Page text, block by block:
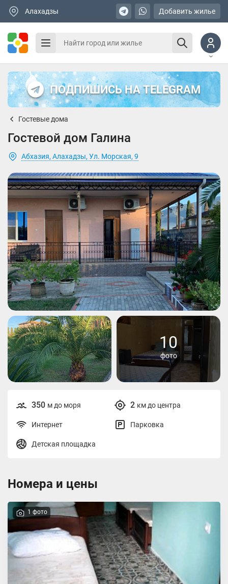
Алахадзы Добавить жилье
ПОДПИШИСЬ НА TELEGRAM
Гостевые дома
Гостевой дом Галина
Абхазия, Алахадзы, Ул. Морская, 9
10
фото
350 м до моря 2 км до центра
Интернет Парковка
Детская площадка
Номера и цены
1 фото